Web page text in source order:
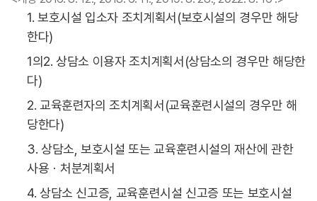
1. 보호시설 입소자 조치계획서(보호시설의 경우만 해당
한다)
1의2. 상담소 이용자 조치계획서(상담소의 경우만 해당한
다)
2. 교육훈련자의 조치계획서(교육훈련시설의 경우만 해
당한다)
3. 상담소, 보호시설 또는 교육훈련시설의 재산에 관한
사용ㆍ처분계획서
4. 상담소 신고증, 교육훈련시설 신고증 또는 보호시설